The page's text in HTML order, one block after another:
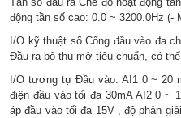
động tần số cao: 0.0 ~ 3200.0Hz (-
I/O kỹ thuật số Cổng đầu vào đa
Đầu ra bộ thu mở tiêu chuẩn, có
I/O tương tự Đầu vào: AI1 0 ~ 20
điện đầu vào tối đa 30mA AI2 0 ~
áp đầu vào tối đa 15V , độ phân